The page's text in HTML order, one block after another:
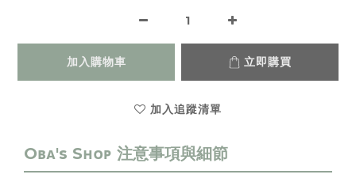
加入購物車 立即購買
加入追蹤清單